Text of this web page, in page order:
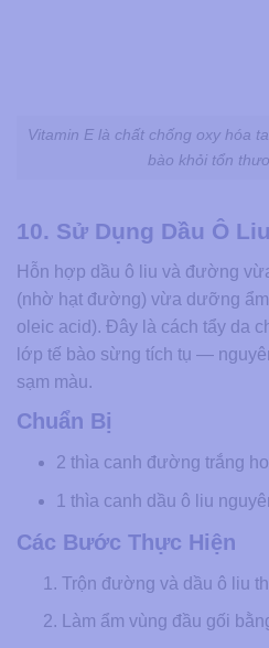
Vitamin E là chất chống oxy hóa
bào khỏi tổn
10. Sử Dụng Dầu Ô
Hỗn hợp dầu ô liu và đường
(nhờ hạt đường) vừa dưỡng
oleic acid). Đây là cách tẩy da
lớp tế bào sừng tích tụ —
sạm màu.
Chuẩn Bị
2 thìa canh đường trắng
1 thìa canh dầu ô liu
Các Bước Thực Hiện
Trộn đường và dầu ô liu
Làm ẩm vùng đầu gối